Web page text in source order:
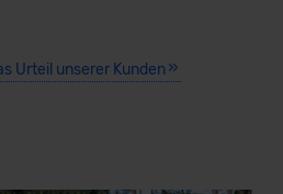
Urteil unserer Kunden